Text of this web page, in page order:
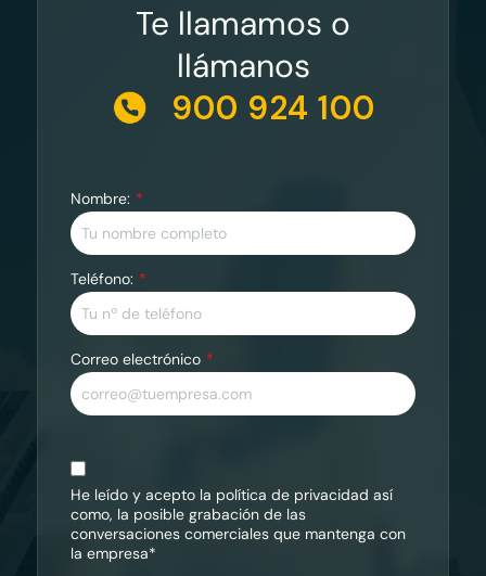
Te llamamos o
llámanos
900 924 100
Nombre:
Teléfono:
Correo electrónico
He leído y acepto la política de privacidad así
como, la posible grabación de las
conversaciones comerciales que mantenga con
la empresa*